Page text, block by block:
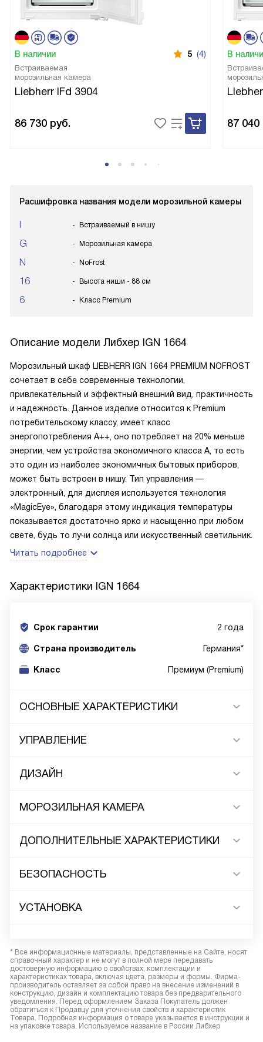
В наличии 5 (4)
Встраиваемая
морозильная камера
Liebherr IFd 3904
86 730 руб.
В
87 040
Расшифровка названия модели морозильной камеры
Встраиваемый в нишу
G Морозильная камера
N NoFrost
16 Высота ниши - 88 см
6 Класс Premium
Описание модели Либхер IGN 1664
Морозильный шкаф LIEBHERR IGN 1664 PREMIUM NOFROST
сочетает в себе современные технологии,
привлекательный и эффектный внешний вид, практичность
и надежность. Данное изделие относится к Premium
потребительскому классу, имеет класс
энергопотребления А++, оно потребляет на 20% меньше
энергии, чем устройства экономичного класса А, то есть
это один из наиболее экономичных бытовых приборов,
может быть встроен в нишу. Тип управления —
электронный, для дисплея используется технология
«MagicEye», благодаря этому индикация температуры
показывается достаточно ярко и насыщенно при любом
свете, будь то лучи солнца или искусственный светильник.
Читать подробнее
Характеристики IGN 1664
Срок гарантии 2 года
Cтрана производитель Германия*
Класс Премиум (Premium)
ОСНОВНЫЕ ХАРАКТЕРИСТИКИ
УПРАВЛЕНИЕ
ДИЗАЙН
МОРОЗИЛЬНАЯ КАМЕРА
ДОПОЛНИТЕЛЬНЫЕ ХАРАКТЕРИСТИКИ
БЕЗОПАСНОСТЬ
УСТАНОВКА
* Все информационные материалы, представленные на Сайте, носят
справочный характер и не могут в полной мере передавать
достоверную информацию о свойствах, комплектации и
характеристиках товара, включая цвета, размеры и формы. Фирма-
производитель оставляет за собой право на внесение изменений в
конструкцию, дизайн и комплектацию товара без предварительного
уведомления. Перед оформлением Заказа Покупатель должен
обратиться к Продавцу для уточнения свойств и характеристик
Товара. Подробная информация о товаре указывается в инструкции и
на упаковке товара. Используемое название в России Либхер